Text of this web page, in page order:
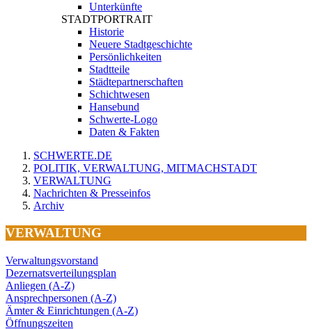
Unterkünfte
STADTPORTRAIT
Historie
Neuere Stadtgeschichte
Persönlichkeiten
Stadtteile
Städtepartnerschaften
Schichtwesen
Hansebund
Schwerte-Logo
Daten & Fakten
SCHWERTE.DE
POLITIK, VERWALTUNG, MITMACHSTADT
VERWALTUNG
Nachrichten & Presseinfos
Archiv
VERWALTUNG
Verwaltungsvorstand
Dezernatsverteilungsplan
Anliegen (A-Z)
Ansprechpersonen (A-Z)
Ämter & Einrichtungen (A-Z)
Öffnungszeiten